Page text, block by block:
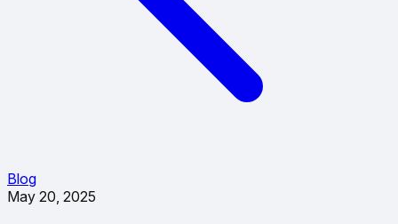
Blog
May 20, 2025